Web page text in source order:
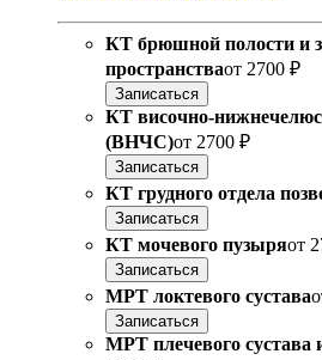
КТ брюшной полости и
пространстваот 2700 ₽
Записаться
КТ височно-
(ВНЧС)от 2700 ₽
Записаться
КТ грудного отдела
Записаться
КТ мочевого пузыряот
Записаться
МРТ локтевого сустава
Записаться
МРТ плечевого сустава